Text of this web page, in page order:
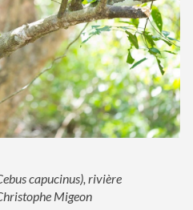
capucinus), rivière
Migeon